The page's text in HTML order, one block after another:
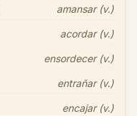
amansar (v.)
acordar (v.)
ensordecer (v.)
entrañar (v.)
encajar (v.)